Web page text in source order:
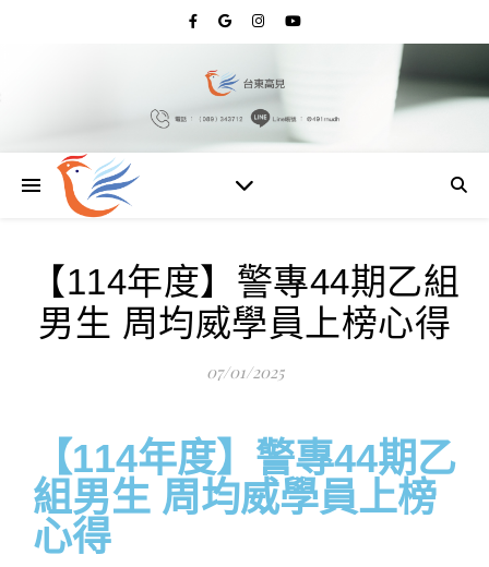
【114年度】警專44期乙組
男生 周均威學員上榜心得
07/01/2025
【114年度】警專44期乙
組男生 周均威學員上榜
心得